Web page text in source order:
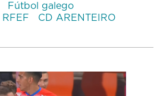
Fútbol galego
CD ARENTEIRO